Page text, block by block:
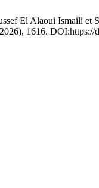
Alaoui Ismaili et
1616.